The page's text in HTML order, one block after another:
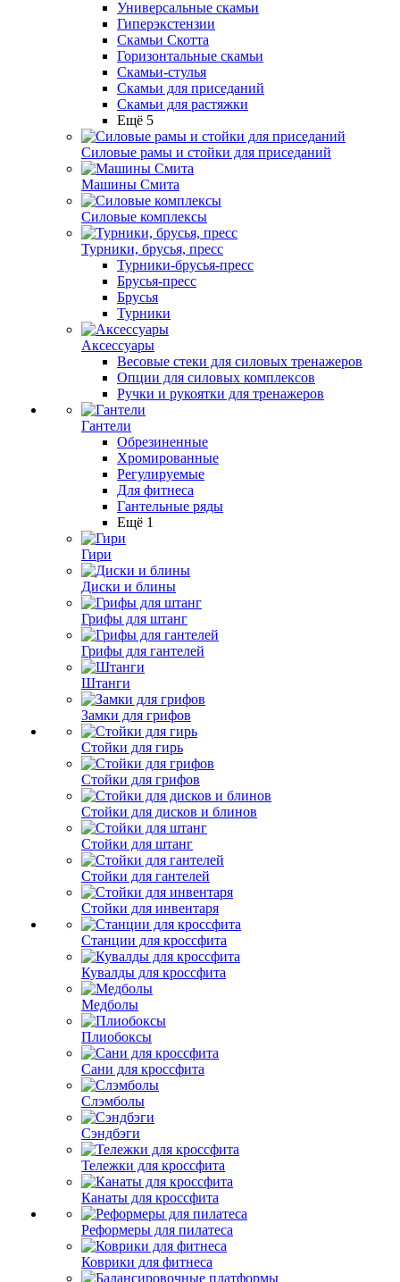
Универсальные скамьи
Гиперэкстензии
Скамьи Скотта
Горизонтальные скамьи
Скамьи-стулья
Скамьи для приседаний
Скамьи для растяжки
Ещё 5
Силовые рамы и стойки для приседаний
Машины Смита
Силовые комплексы
Турники, брусья, пресс
Турники-брусья-пресс
Брусья-пресс
Брусья
Турники
Аксессуары
Весовые стеки для силовых тренажеров
Опции для силовых комплексов
Ручки и рукоятки для тренажеров
Гантели
Обрезиненные
Хромированные
Регулируемые
Для фитнеса
Гантельные ряды
Ещё 1
Гири
Диски и блины
Грифы для штанг
Грифы для гантелей
Штанги
Замки для грифов
Стойки для гирь
Стойки для грифов
Стойки для дисков и блинов
Стойки для штанг
Стойки для гантелей
Стойки для инвентаря
Станции для кроссфита
Кувалды для кроссфита
Медболы
Плиобоксы
Сани для кроссфита
Слэмболы
Сэндбэги
Тележки для кроссфита
Канаты для кроссфита
Реформеры для пилатеса
Коврики для фитнеса